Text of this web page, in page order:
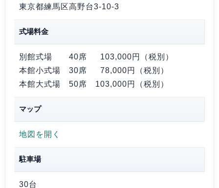
東京都練馬区高野台3-10-3
式場料金
別館式場 40席 103,000円
（税別）
本館小式場 30席 78,000円
（税別）
本館大式場 50席 103,000円 （税別）
マップ
地図を開く
駐車場
30台